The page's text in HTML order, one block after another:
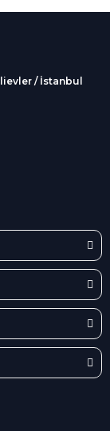
/ İstanbul